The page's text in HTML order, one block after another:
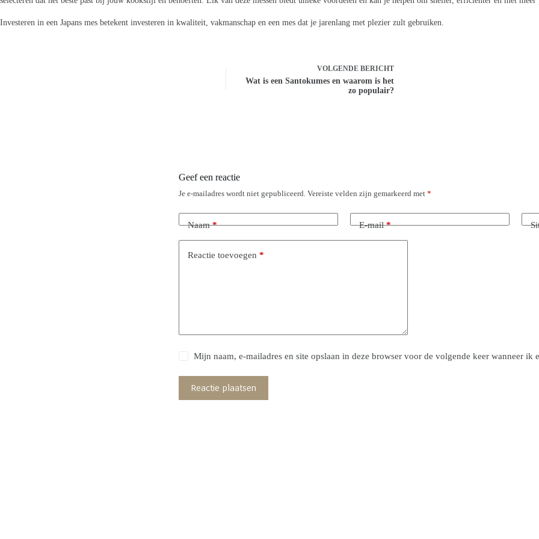
Investeren in een Japans mes betekent investeren in kwaliteit, vakmanschap en een mes dat je jarenlang met plezier zult gebruiken.
VOLGENDE BERICHT
Wat is een Santokumes en waarom is het
zo populair?
Geef een reactie
Je e-mailadres wordt niet gepubliceerd. Vereiste velden zijn gemarkeerd met *
Naam* E-mail*
Reactie toevoegen *
Mijn naam, e-mailadres en site opslaan in deze browser voor de volgende keer wanneer ik
Reactie plaatsen